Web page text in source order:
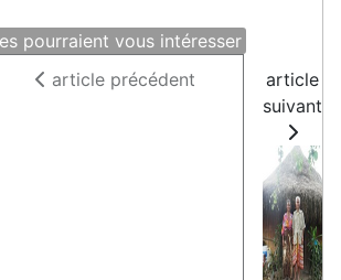
pourraient vous intéresser
article précédent
article
suivant